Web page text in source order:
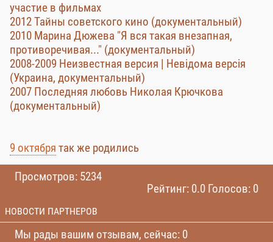
участие в фильмах
2012 Тайны советского кино (документальный)
2010 Марина Дюжева "Я вся такая внезапная,
противоречивая..." (документальный)
2008-2009 Неизвестная версия | Невідома версія
(Украина, документальный)
2007 Последняя любовь Николая Крючкова
(документальный)
9 октября так же родились
Просмотров: 5234
Рейтинг: 0.0 Голосов: 0
НОВОСТИ ПАРТНЕРОВ
Мы рады вашим отзывам, сейчас: 0